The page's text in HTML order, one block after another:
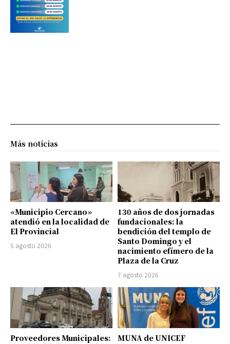
Más noticias
«Municipio Cercano»
atendió en la localidad de
El Provincial
5 agosto 2026
130 años de dos jornadas
fundacionales: la
bendición del templo de
Santo Domingo y el
nacimiento efímero de la
Plaza de la Cruz
7 agosto 2026
Proveedores Municipales:
MUNA de UNICEF